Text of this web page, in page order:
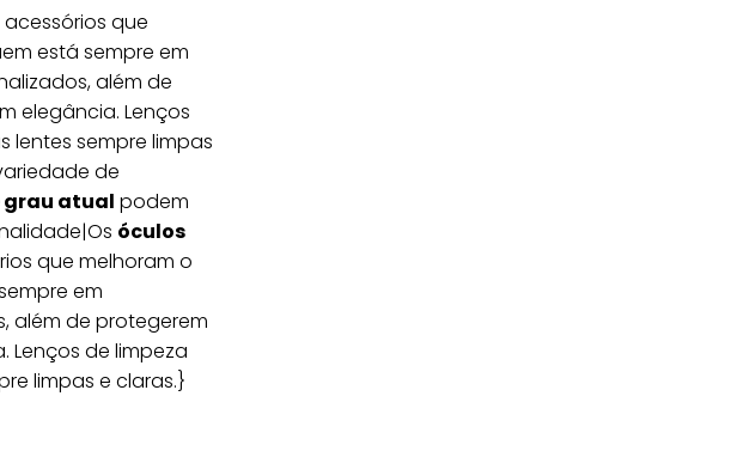
que
está sempre em
além de
elegância. Lenços
lentes sempre limpas
de
grau atual podem
óculos
que melhoram o
em
além de protegerem
de limpeza
limpas e claras.}